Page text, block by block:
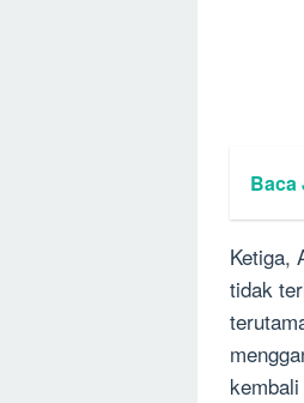
Baca
Ketiga,
tidak